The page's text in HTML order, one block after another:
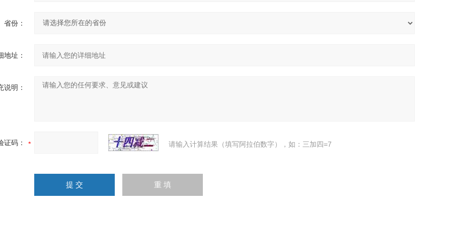
省份：
地址：
说明：
证码： 请输入计算结果（填写阿拉伯数字），如：三加四=7